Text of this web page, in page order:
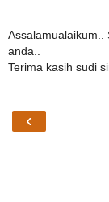
Assalamualaikum..
anda..
Terima kasih sudi
‹